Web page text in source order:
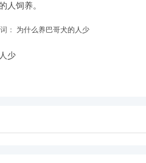
人饲养。
： 为什么养巴哥犬的人少
少